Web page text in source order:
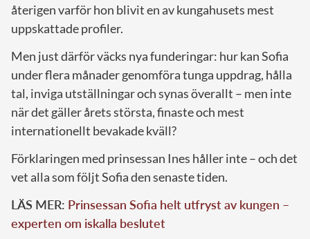
återigen varför hon blivit en av kungahusets mest
uppskattade profiler.
Men just därför väcks nya funderingar: hur kan Sofia
under flera månader genomföra tunga uppdrag, hålla
tal, inviga utställningar och synas överallt – men inte
när det gäller årets största, finaste och mest
internationellt bevakade kväll?
Förklaringen med prinsessan Ines håller inte – och det
vet alla som följt Sofia den senaste tiden.
LÄS MER: Prinsessan Sofia helt utfryst av kungen –
experten om iskalla beslutet